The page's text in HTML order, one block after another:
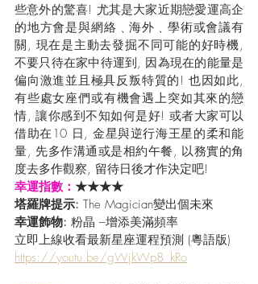
些意外的驚喜! 尤其是大家近期戀愛運高企
的地方會是與網絡﹑海外﹑學術或會議有
關, 現在是主動去發掘不同可能的好時機,
不要只待在家中待運到, 因為現在的能量是
偏向激進並且極具反叛特質的! 也因如此,
有些處女座們或有機會遇上突如其來的戀
情, 讓你感到不知如何是好! 或者大家可以
借助在10 日, 金星與逆行海王星的柔和能
量, 先多作溝通或是相約午餐, 以務實的角
度去多作觀察, 留待日後才作決定吧!
幸運指數： ★★★★
塔羅牌提示: The Magician變出個未來
幸運飾物: 粉晶 –增添美滿頻率
立即上線收看最新星座運程預測 (粵語版)
https://youtu.be/gWjkWp8_kRo